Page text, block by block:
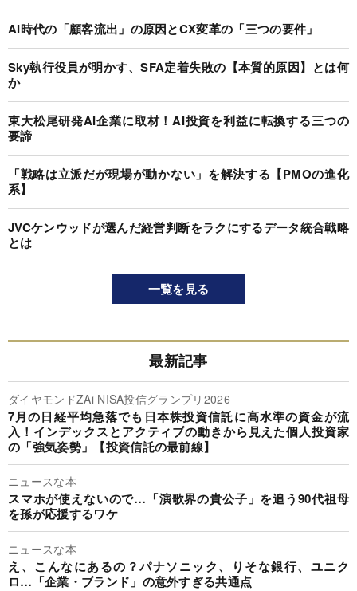
AI時代の「顧客流出」の原因とCX変革の「三つの要件」
Sky執行役員が明かす、SFA定着失敗の【本質的原因】とは何
か
東大松尾研発AI企業に取材！AI投資を利益に転換する三つの
要諦
「戦略は立派だが現場が動かない」を解決する【PMOの進化
系】
JVCケンウッドが選んだ経営判断をラクにするデータ統合戦略
とは
一覧を見る
最新記事
ダイヤモンドZAi NISA投信グランプリ2026
7月の日経平均急落でも日本株投資信託に高水準の資金が流
入！インデックスとアクティブの動きから見えた個人投資家
の「強気姿勢」【投資信託の最前線】
ニュースな本
スマホが使えないので…「演歌界の貴公子」を追う90代祖母
を孫が応援するワケ
ニュースな本
え、こんなにあるの？パナソニック、りそな銀行、ユニク
ロ…「企業・ブランド」の意外すぎる共通点